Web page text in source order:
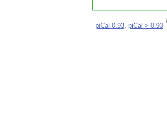
piCal-0.93, piCal > 0.93